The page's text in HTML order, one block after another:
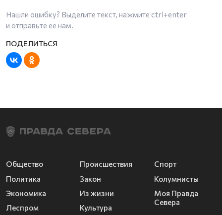
Нашли ошибку? Выделите текст, нажмите ctrl+enter
и отправьте ее нам.
Общество
Политика
Экономика
Леспром
Происшествия
Закон
Из жизни
Культура
Спорт
Колумнисты
Моя Правда
Севера